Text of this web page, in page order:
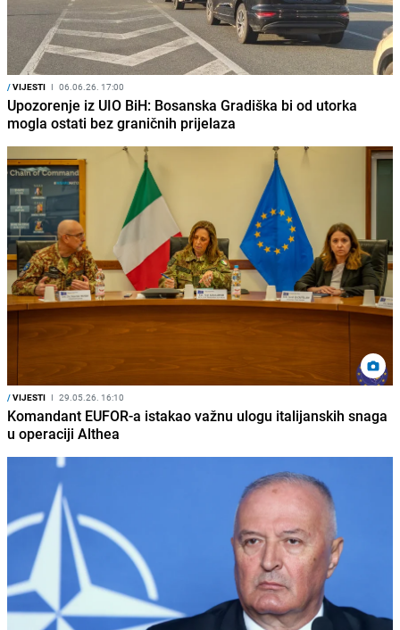
/VIJESTI I 06.06.26. 17:00
Upozorenje iz UIO BiH: Bosanska Gradiška bi od utorka
mogla ostati bez graničnih prijelaza
/VIJESTI I 29.05.26. 16:10
Komandant EUFOR-a istakao važnu ulogu italijanskih snaga
u operaciji Althea